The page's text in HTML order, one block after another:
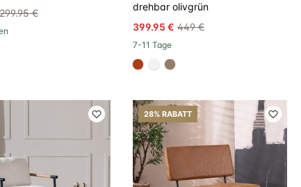
299.95 €
drehbar olivgrün
399.95 € 449 €
7-11 Tage
#ac3c17
#f5f3ef#967b6a
28% RABATT